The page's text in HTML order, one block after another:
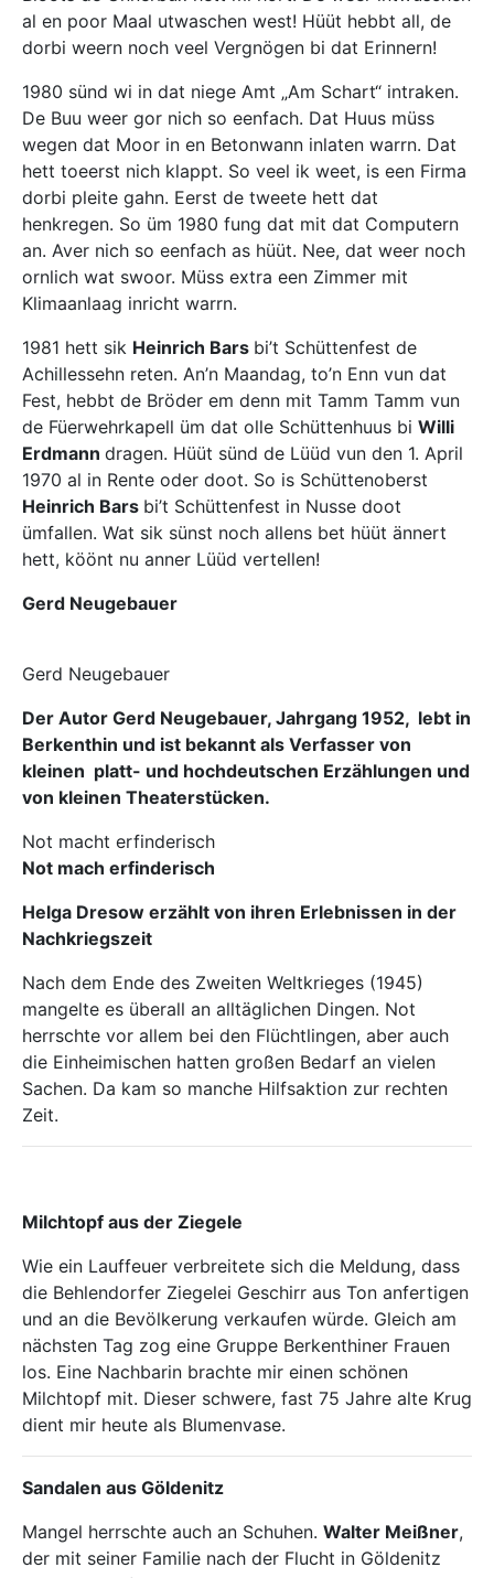
al en poor Maal utwaschen west! Hüüt hebbt all, de
dorbi weern noch veel Vergnögen bi dat Erinnern!
1980 sünd wi in dat niege Amt „Am Schart“ intraken.
De Buu weer gor nich so eenfach. Dat Huus müss
wegen dat Moor in en Betonwann inlaten warrn. Dat
hett toeerst nich klappt. So veel ik weet, is een Firma
dorbi pleite gahn. Eerst de tweete hett dat
henkregen. So üm 1980 fung dat mit dat Computern
an. Aver nich so eenfach as hüüt. Nee, dat weer noch
ornlich wat swoor. Müss extra een Zimmer mit
Klimaanlaag inricht warrn.
1981 hett sik Heinrich Bars bi’t Schüttenfest de
Achillessehn reten. An’n Maandag, to’n Enn vun dat
Fest, hebbt de Bröder em denn mit Tamm Tamm vun
de Füerwehrkapell üm dat olle Schüttenhuus bi Willi
Erdmann dragen. Hüüt sünd de Lüüd vun den 1. April
1970 al in Rente oder doot. So is Schüttenoberst
Heinrich Bars bi’t Schüttenfest in Nusse doot
ümfallen. Wat sik sünst noch allens bet hüüt ännert
hett, köönt nu anner Lüüd vertellen!
Gerd Neugebauer
Gerd Neugebauer
Der Autor Gerd Neugebauer, Jahrgang 1952, lebt in
Berkenthin und ist bekannt als Verfasser von
kleinen platt- und hochdeutschen Erzählungen und
von kleinen Theaterstücken.
Not macht erfinderisch
Not mach erfinderisch
Helga Dresow erzählt von ihren Erlebnissen in der
Nachkriegszeit
Nach dem Ende des Zweiten Weltkrieges (1945)
mangelte es überall an alltäglichen Dingen. Not
herrschte vor allem bei den Flüchtlingen, aber auch
die Einheimischen hatten großen Bedarf an vielen
Sachen. Da kam so manche Hilfsaktion zur rechten
Zeit.
Milchtopf aus der Ziegele
Wie ein Lauffeuer verbreitete sich die Meldung, dass
die Behlendorfer Ziegelei Geschirr aus Ton anfertigen
und an die Bevölkerung verkaufen würde. Gleich am
nächsten Tag zog eine Gruppe Berkenthiner Frauen
los. Eine Nachbarin brachte mir einen schönen
Milchtopf mit. Dieser schwere, fast 75 Jahre alte Krug
dient mir heute als Blumenvase.
Sandalen aus Göldenitz
Mangel herrschte auch an Schuhen. Walter Meißner,
der mit seiner Familie nach der Flucht in Göldenitz